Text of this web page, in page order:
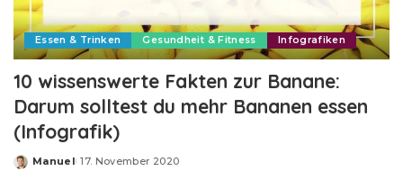
Essen & Trinken Gesundheit & Fitness Infografiken
10 wissenswerte Fakten zur Banane:
Darum solltest du mehr Bananen essen
(Infografik)
Posted
Manuel 17. November 2020